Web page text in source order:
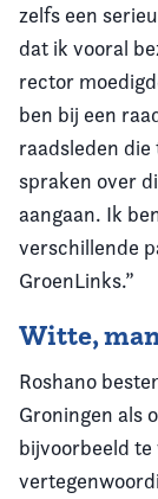
zelfs een
dat ik vooral
rector
ben bij een
raadsleden
spraken over
aangaan. Ik
verschillende
GroenLinks.”
Witte,
Roshano
Groningen als
bijvoorbeeld